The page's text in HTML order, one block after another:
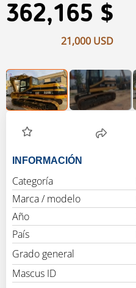
362,165 $
21,000 USD
INFORMACIÓN
Categoría
Marca / modelo
Año
País
Grado general
Mascus ID